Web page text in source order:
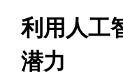
利用人工
潜力